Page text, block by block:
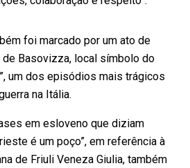
foi marcado por um ato de
de Basovizza, local símbolo do
um dos episódios mais trágicos
na Itália.
em esloveno que diziam
é um poço”, em referência à
de Friuli Veneza Giulia, também